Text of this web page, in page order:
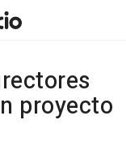
proyecto